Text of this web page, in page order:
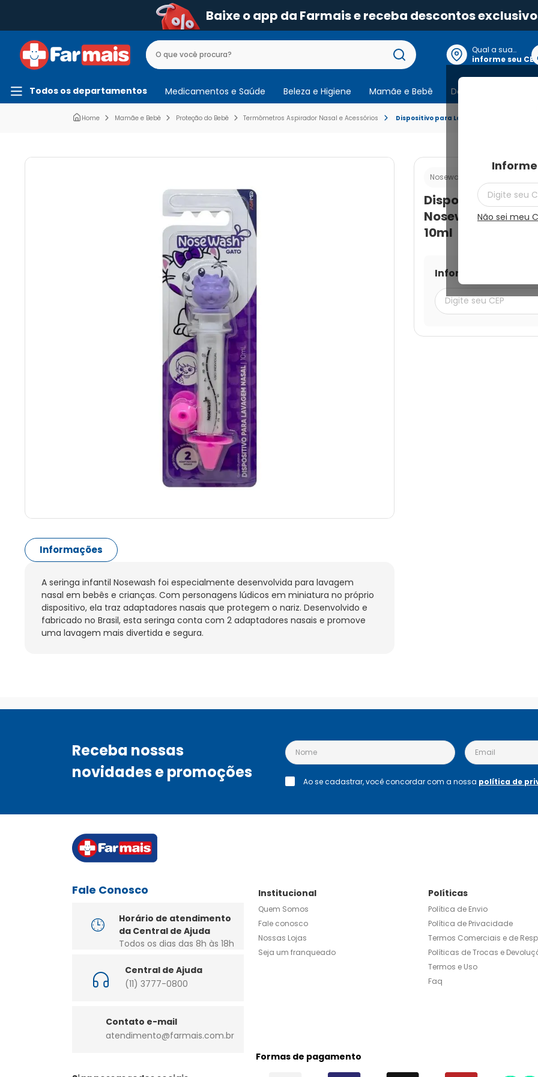
Baixe o app da Farmais e receba descontos
Qual a sua
localização?
informe seu CEP
Não sei meu
Todos os departamentos Medicamentos e Saúde Beleza e Higiene Mamãe e Bebê Dermocosmeticos
Mamãe e Bebê Proteção do Bebê Termômetros Aspirador Nasal e Acessórios Dispositivo para Lavagem Nasal
Informações
A seringa infantil Nosewash foi especialmente desenvolvida para lavagem
nasal em bebês e crianças. Com personagens lúdicos em miniatura no próprio
dispositivo, ela traz adaptadores nasais que protegem o nariz. Desenvolvido e
fabricado no Brasil, esta seringa conta com 2 adaptadores nasais e promove
uma lavagem mais divertida e segura.
Nosewash
Dispositivo para
Nosewash Gato
10ml
Informe seu CEP
Receba nossas
novidades e promoções
Ao se cadastrar, você concordar com a nossa política de
Fale Conosco
Horário de atendimento
da Central de Ajuda
Todos os dias das 8h às 18h
Central de Ajuda
(11) 3777-0800
Contato e-mail
atendimento@farmais.com.br
Institucional
Quem Somos
Fale conosco
Nossas Lojas
Seja um franqueado
Políticas
Política de Envio
Política de Privacidade
Termos Comerciais e de
Políticas de Trocas e
Termos e Uso
Faq
Formas de pagamento